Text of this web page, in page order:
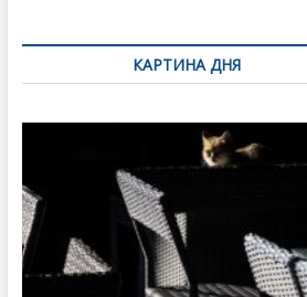
по
записямКАРТИНА ДНЯ